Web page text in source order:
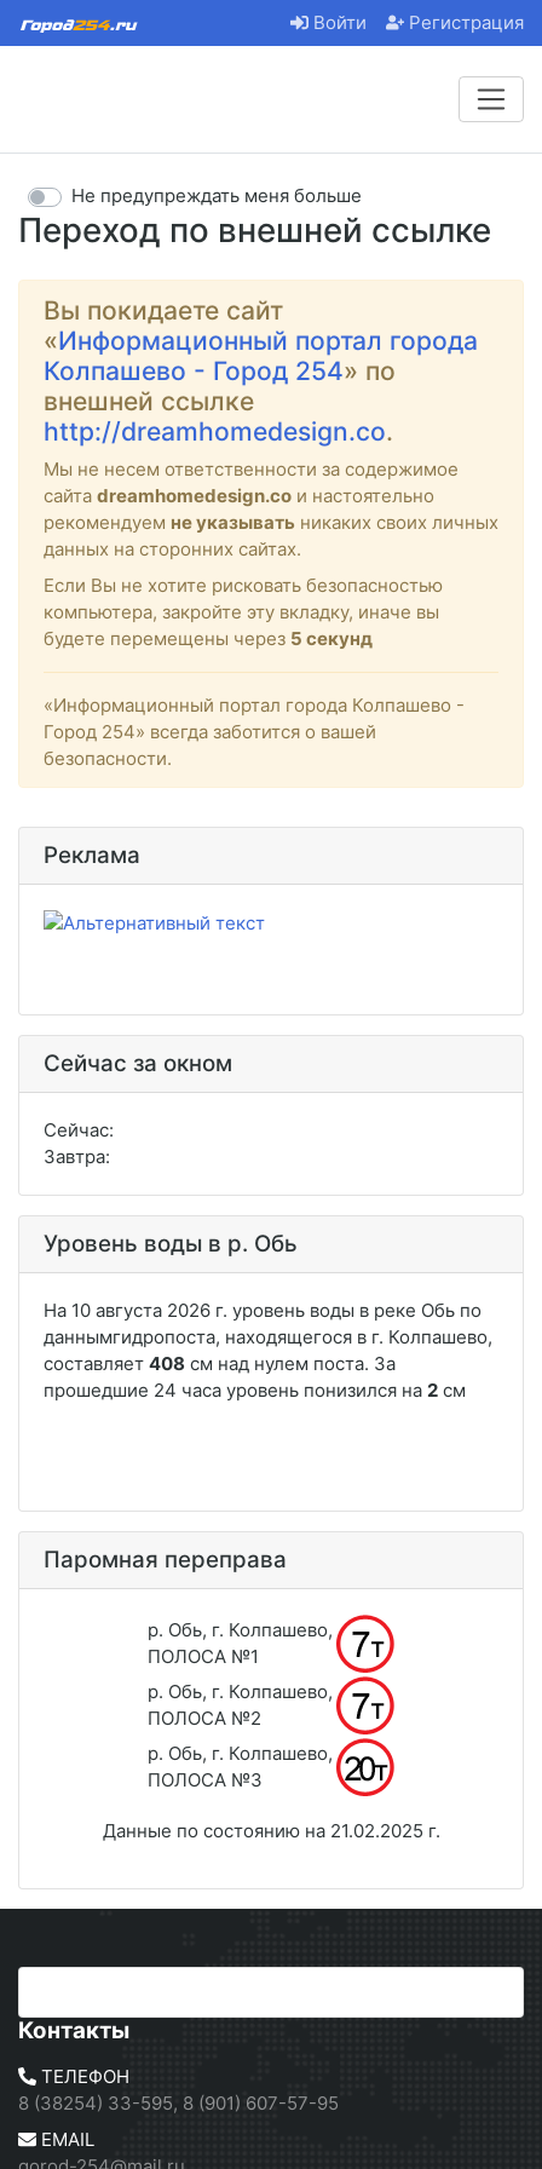
Войти Регистрация
Переход по внешней ссылке
Не предупреждать меня больше
Вы покидаете сайт
«Информационный портал города
Колпашево - Город 254» по
внешней ссылке
http://dreamhomedesign.co.
Мы не несем ответственности за содержимое
сайта dreamhomedesign.co и настоятельно
рекомендуем не указывать никаких своих личных
данных на сторонних сайтах.
Если Вы не хотите рисковать безопасностью
компьютера, закройте эту вкладку, иначе вы
будете перемещены через 5 секунд
«Информационный портал города Колпашево -
Город 254» всегда заботится о вашей
безопасности.
Реклама
Сейчас за окном
Сейчас:
Завтра:
Уровень воды в р. Обь
Паромная переправа
р. Обь, г. Колпашево,
ПОЛОСА №1
р. Обь, г. Колпашево,
ПОЛОСА №2
р. Обь, г. Колпашево,
ПОЛОСА №3
Данные по состоянию на 21.02.2025 г.
Контакты
ТЕЛЕФОН
8 (38254) 33-595, 8 (901) 607-57-95
EMAIL